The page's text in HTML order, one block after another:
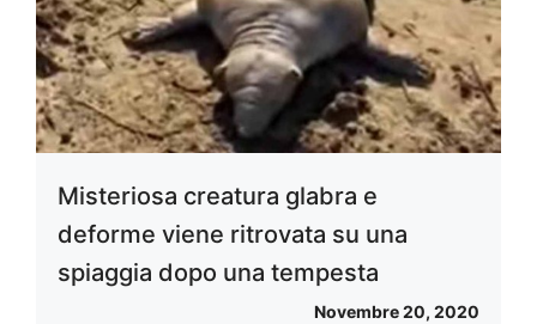
Misteriosa creatura glabra e
deforme viene ritrovata su una
spiaggia dopo una tempesta
Novembre 20, 2020